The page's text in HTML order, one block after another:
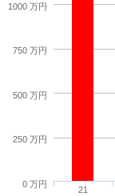
21
0 万円
250 万円
500 万円
750 万円
1000 万円